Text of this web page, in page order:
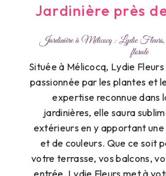
Jardinière près
Jardinière à Mélicocq : Lydie Fleurs,
florale
Située à Mélicocq, Lydie
passionnée par les plantes et
expertise reconnue dans
jardinières, elle saura
extérieurs en y apportant
et de couleurs. Que ce soit
votre terrasse, vos balcons,
entrée, Lydie Fleurs met à